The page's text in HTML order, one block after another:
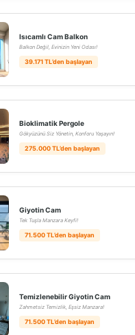
Isıcamlı Cam Balkon
Balkon Değil, Evinizin Yeni Odası!
39.171 TL’den başlayan
Bioklimatik Pergole
Gökyüzünü Siz Yönetin, Konforu Yaşayın!
275.000 TL’den başlayan
Giyotin Cam
Tek Tuşla Manzara Keyfi!
71.500 TL’den başlayan
Temizlenebilir Giyotin Cam
Zahmetsiz Temizlik, Eşsiz Manzara!
71.500 TL’den başlayan